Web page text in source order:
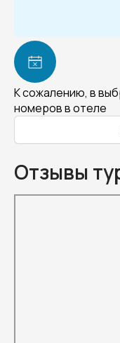
К сожалению, в
номеров в отеле
Отзывы